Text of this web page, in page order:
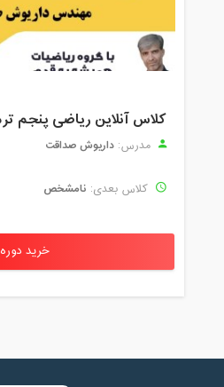
مدرس: داریوش صداقت
کلاس بعدی: نامشخص
خرید دوره